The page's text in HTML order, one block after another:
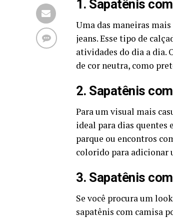
1. Sapatênis
Uma das maneiras
jeans. Esse tipo de
atividades do dia a dia.
de cor neutra, como
2. Sapatênis
Para um visual mais
ideal para dias quentes
parque ou encontros
colorido para adicionar
3. Sapatênis
Se você procura um
sapatênis com camisa